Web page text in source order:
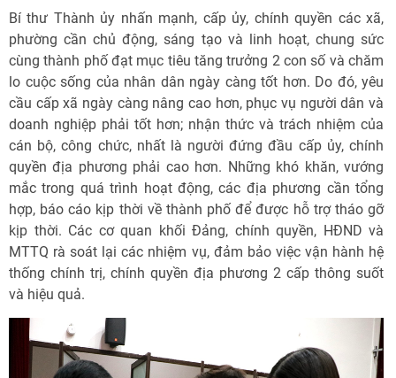
Bí thư Thành ủy nhấn mạnh, cấp ủy, chính quyền các xã,
phường cần chủ động, sáng tạo và linh hoạt, chung sức
cùng thành phố đạt mục tiêu tăng trưởng 2 con số và chăm
lo cuộc sống của nhân dân ngày càng tốt hơn. Do đó, yêu
cầu cấp xã ngày càng nâng cao hơn, phục vụ người dân và
doanh nghiệp phải tốt hơn; nhận thức và trách nhiệm của
cán bộ, công chức, nhất là người đứng đầu cấp ủy, chính
quyền địa phương phải cao hơn. Những khó khăn, vướng
mắc trong quá trình hoạt động, các địa phương cần tổng
hợp, báo cáo kịp thời về thành phố để được hỗ trợ tháo gỡ
kịp thời. Các cơ quan khối Đảng, chính quyền, HĐND và
MTTQ rà soát lại các nhiệm vụ, đảm bảo việc vận hành hệ
thống chính trị, chính quyền địa phương 2 cấp thông suốt
và hiệu quả.